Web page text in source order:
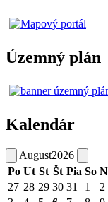
Územný plán
Kalendár
August2026
Po Ut St Št Pia So
27 28 29 30 31 1
2